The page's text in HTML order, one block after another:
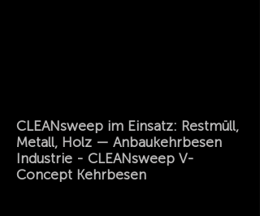
CLEANsweep im Einsatz: Restmüll,
Metall, Holz — Anbaukehrbesen
Industrie - CLEANsweep V-
Concept Kehrbesen